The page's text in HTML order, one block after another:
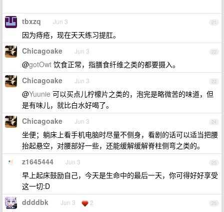
21
tbxzq Jun 3
因为痔疮，现在天天练习提肛。
22
Chicagoake Jun 3
@gotOwt 饮食正常，指膳食纤维之类的都要摄入。
23
Chicagoake Jun 3
@Yuunie 可以买点儿柠檬片之类的，泡完是略微苦的味道，但
是有味儿，就比白水好喝了。
24
Chicagoake Jun 3
坐便；躺床上看手机电脑时尽量不侧身，看剧的话可以适当把腰
抬起悬空，对腰部好一些，还能缓解缓解脊柱侧弯之类的。
25
z1645444 Jun 3
早上起床鼓励自己，今天是生命中的最后一天，你可得好好享受
这一切:D
26
ddddbk Jun 3 2